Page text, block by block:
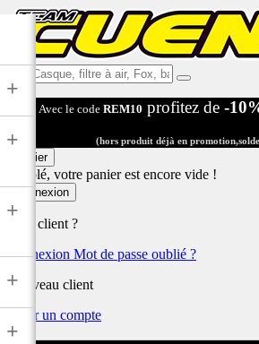
Ex:
Casque,
filtre
air,
Fox,
...
Avec le code REM10 profitez de -
(hors produit déjà en
Panier
Désolé, votre panier est encore vide !
Connexion
Déjà client ?
Connexion Mot de passe oublié ?
Nouveau client
Créer un compte
+
+
+
+
+